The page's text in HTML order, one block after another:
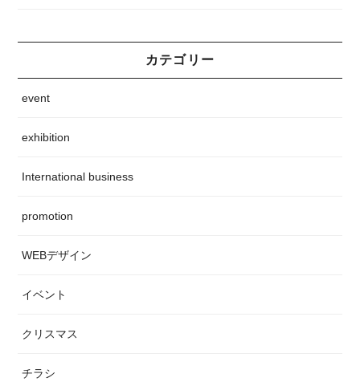
カテゴリー
event
exhibition
International business
promotion
WEBデザイン
イベント
クリスマス
チラシ